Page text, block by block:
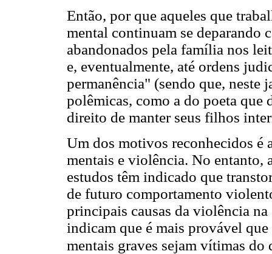
Então, por que aqueles que
mental continuam se deparando
abandonados pela família nos
e, eventualmente, até ordens
permanência" (sendo que, neste
polêmicas, como a do poeta que
direito de manter seus filhos
Um dos motivos reconhecidos é
mentais e violência. No entanto,
estudos têm indicado que
de futuro comportamento
principais causas da violência
indicam que é mais provável
mentais graves sejam vítimas do